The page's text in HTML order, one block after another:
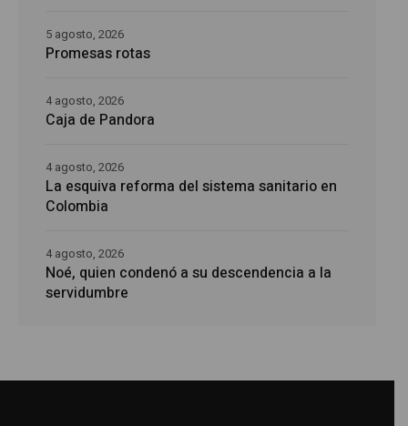
Promesas rotas
5 agosto, 2026
Caja de Pandora
4 agosto, 2026
La esquiva reforma del sistema sanitario en
Colombia
4 agosto, 2026
Noé, quien condenó a su descendencia a la
servidumbre
4 agosto, 2026